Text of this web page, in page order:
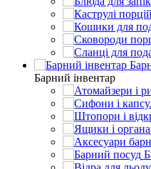
Барний інвентар